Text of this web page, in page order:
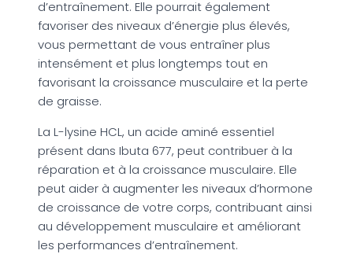
d’entraînement. Elle pourrait également
favoriser des niveaux d’énergie plus élevés,
vous permettant de vous entraîner plus
intensément et plus longtemps tout en
favorisant la croissance musculaire et la perte
de graisse.
La L-lysine HCL, un acide aminé essentiel
présent dans Ibuta 677, peut contribuer à la
réparation et à la croissance musculaire. Elle
peut aider à augmenter les niveaux d’hormone
de croissance de votre corps, contribuant ainsi
au développement musculaire et améliorant
les performances d’entraînement.